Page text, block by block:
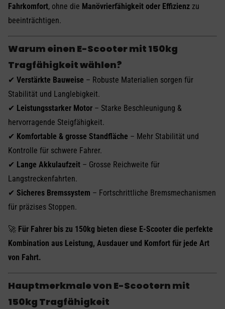
Fahrkomfort, ohne die Manövrierfähigkeit oder Effizienz zu
beeinträchtigen.
Warum einen E-Scooter mit 150kg
Tragfähigkeit wählen?
✔ Verstärkte Bauweise – Robuste Materialien sorgen für
Stabilität und Langlebigkeit.
✔ Leistungsstarker Motor – Starke Beschleunigung &
hervorragende Steigfähigkeit.
✔ Komfortable & grosse Standfläche – Mehr Stabilität und
Kontrolle für schwere Fahrer.
✔ Lange Akkulaufzeit – Grosse Reichweite für
Langstreckenfahrten.
✔ Sicheres Bremssystem – Fortschrittliche Bremsmechanismen
für präzises Stoppen.
🚀 Für Fahrer bis zu 150kg bieten diese E-Scooter die perfekte
Kombination aus Leistung, Ausdauer und Komfort für jede Art
von Fahrt.
Hauptmerkmale von E-Scootern mit
150kg Tragfähigkeit